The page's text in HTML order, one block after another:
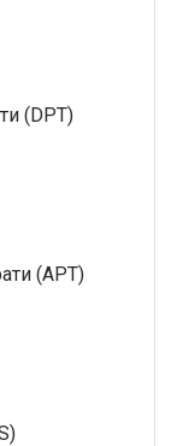
(DPT)
(APT)